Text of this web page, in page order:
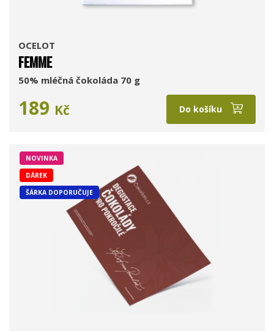
OCELOT
FEMME
50% mléčná čokoláda 70 g
189 Kč Do košíku
NOVINKA
DÁREK
ŠÁRKA DOPORUČUJE